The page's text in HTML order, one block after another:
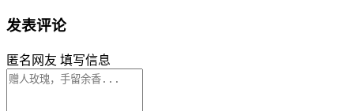
发表评论
匿名网友 填写信息